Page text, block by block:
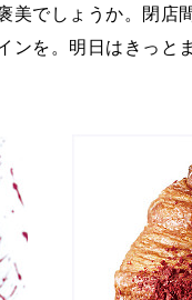
美でしょうか。閉店
ンを。明日はきっと